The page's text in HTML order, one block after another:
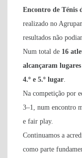
Encontro de Ténis
realizado no
resultados não
Num total de 16
alcançaram
4.º e 5.º lugar.
Na competição por
3–1, num encontro
e fair play.
Continuamos a
como parte